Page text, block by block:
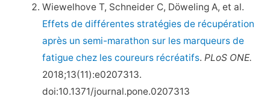
Wiewelhove T, Schneider C, Döweling A, et al.
Effets de différentes stratégies de récupération
après un semi-marathon sur les marqueurs de
fatigue chez les coureurs récréatifs. PLoS ONE.
2018;13(11):e0207313.
doi:10.1371/journal.pone.0207313